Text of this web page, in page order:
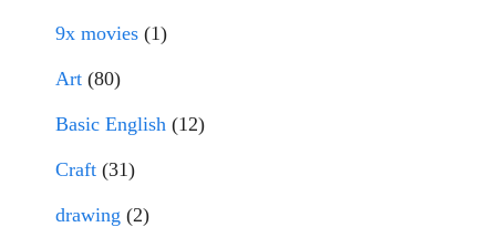
9x movies (1)
Art (80)
Basic English (12)
Craft (31)
drawing (2)